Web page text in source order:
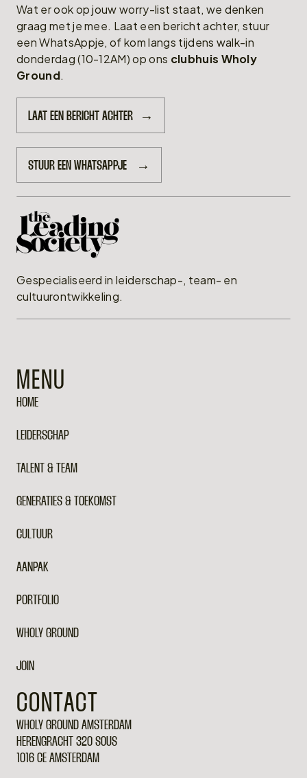
Wat er ook op jouw worry-list staat, we denken
graag met je mee. Laat een bericht achter, stuur
een WhatsAppje, of kom langs tijdens walk-in
donderdag (10-12AM) op ons clubhuis Wholy
Ground.
LAAT EEN BERICHT ACHTER →
STUUR EEN WHATSAPPJE →
Gespecialiseerd in leiderschap-, team- en
cultuurontwikkeling.
MENU
HOME
LEIDERSCHAP
TALENT & TEAM
GENERATIES & TOEKOMST
CULTUUR
AANPAK
PORTFOLIO
WHOLY GROUND
JOIN
CONTACT
WHOLY GROUND AMSTERDAM
HERENGRACHT 320 SOUS
1016 CE AMSTERDAM